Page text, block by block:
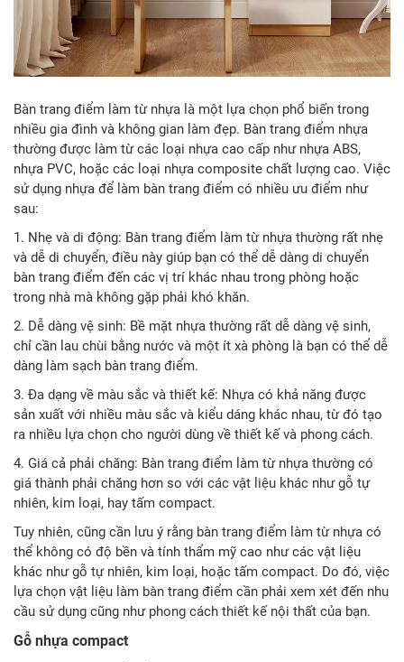
Bàn trang điểm làm từ nhựa là một lựa chọn phổ biến trong
nhiều gia đình và không gian làm đẹp. Bàn trang điểm nhựa
thường được làm từ các loại nhựa cao cấp như nhựa ABS,
nhựa PVC, hoặc các loại nhựa composite chất lượng cao. Việc
sử dụng nhựa để làm bàn trang điểm có nhiều ưu điểm như
sau:
1. Nhẹ và di động: Bàn trang điểm làm từ nhựa thường rất nhẹ
và dễ di chuyển, điều này giúp bạn có thể dễ dàng di chuyển
bàn trang điểm đến các vị trí khác nhau trong phòng hoặc
trong nhà mà không gặp phải khó khăn.
2. Dễ dàng vệ sinh: Bề mặt nhựa thường rất dễ dàng vệ sinh,
chỉ cần lau chùi bằng nước và một ít xà phòng là bạn có thể dễ
dàng làm sạch bàn trang điểm.
3. Đa dạng về màu sắc và thiết kế: Nhựa có khả năng được
sản xuất với nhiều màu sắc và kiểu dáng khác nhau, từ đó tạo
ra nhiều lựa chọn cho người dùng về thiết kế và phong cách.
4. Giá cả phải chăng: Bàn trang điểm làm từ nhựa thường có
giá thành phải chăng hơn so với các vật liệu khác như gỗ tự
nhiên, kim loại, hay tấm compact.
Tuy nhiên, cũng cần lưu ý rằng bàn trang điểm làm từ nhựa có
thể không có độ bền và tính thẩm mỹ cao như các vật liệu
khác như gỗ tự nhiên, kim loại, hoặc tấm compact. Do đó, việc
lựa chọn vật liệu làm bàn trang điểm cần phải xem xét đến nhu
cầu sử dụng cũng như phong cách thiết kế nội thất của bạn.
Gỗ nhựa compact